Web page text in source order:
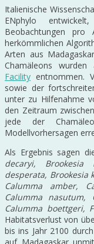
Italienische
ENphylo
Beobachtungen
herkömmlichen
Arten aus
Chamäleons
Facility entnommen.
sowie der
unter zu Hilfenahme
den Zeitraum
jede der
Modellvorhersagen
Als Ergebnis sagen
decaryi, Brookesia
desperata, Brookesia
Calumma amber,
Calumma nasutum,
Calumma boettgeri,
Habitatsverlust von
bis ins Jahr 2100